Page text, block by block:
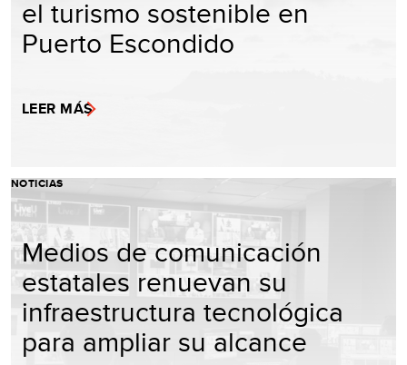
el turismo sostenible en
Puerto Escondido
LEER MÁS
NOTICIAS
Medios de comunicación
estatales renuevan su
infraestructura tecnológica
para ampliar su alcance